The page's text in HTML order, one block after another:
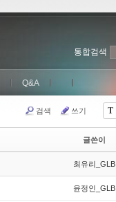
Q&A
통합검색
T
검색 쓰기
글쓴이
최유리_GLB
윤정인_GLB